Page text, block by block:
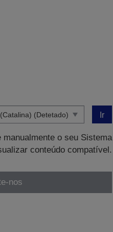
Ir
o seu Sistema
conteúdo compatível.
nos